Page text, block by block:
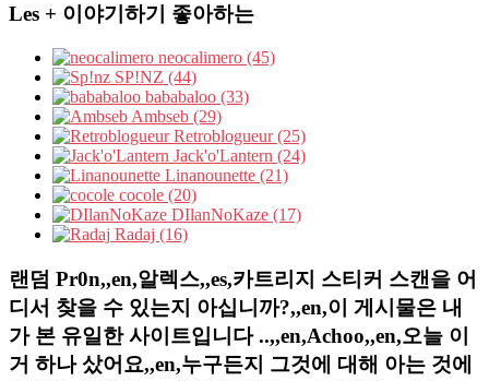
Les + 이야기하기 좋아하는
neocalimero (45)
SP!NZ (44)
bababaloo (33)
Ambseb (29)
Retroblogueur (25)
Jack'o'Lantern (24)
Linanounette (21)
cocole (20)
DIlanNoKaze (17)
Radaj (16)
랜덤 Pr0n,,en,알렉스,,es,카트리지 스티커 스캔을 어
디서 찾을 수 있는지 아십니까?,,en,이 게시물은 내
가 본 유일한 사이트입니다 ..,,en,Achoo,,en,오늘 이
거 하나 샀어요,,en,누구든지 그것에 대해 아는 것에